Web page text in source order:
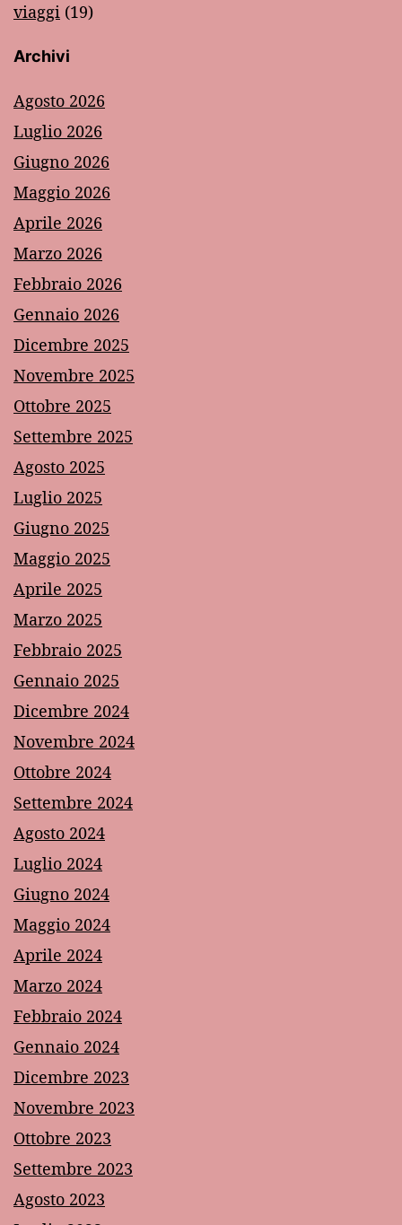
viaggi (19)
Archivi
Agosto 2026
Luglio 2026
Giugno 2026
Maggio 2026
Aprile 2026
Marzo 2026
Febbraio 2026
Gennaio 2026
Dicembre 2025
Novembre 2025
Ottobre 2025
Settembre 2025
Agosto 2025
Luglio 2025
Giugno 2025
Maggio 2025
Aprile 2025
Marzo 2025
Febbraio 2025
Gennaio 2025
Dicembre 2024
Novembre 2024
Ottobre 2024
Settembre 2024
Agosto 2024
Luglio 2024
Giugno 2024
Maggio 2024
Aprile 2024
Marzo 2024
Febbraio 2024
Gennaio 2024
Dicembre 2023
Novembre 2023
Ottobre 2023
Settembre 2023
Agosto 2023